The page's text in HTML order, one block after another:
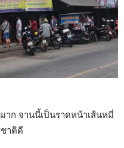
าก จานนี้เป็นราดหน้าเส้นหมี่
าติดี